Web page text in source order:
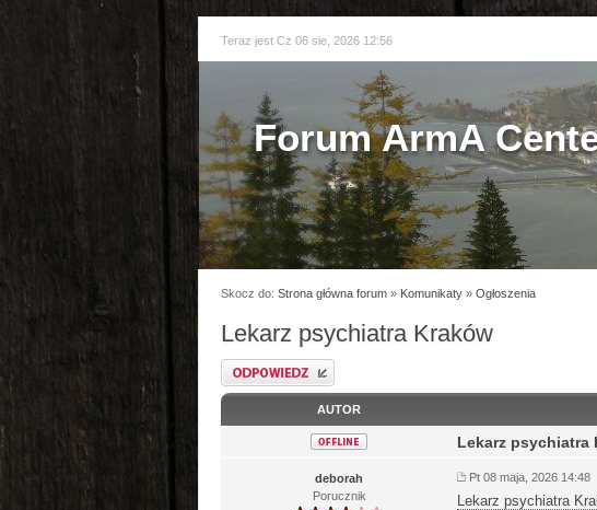
Teraz jest Cz 06 sie, 2026 12:56
Forum ArmA
Skocz do: Strona główna forum » Komunikaty » Ogłoszenia
Lekarz psychiatra Kraków
Odpowiedz
AUTOR
deborah
Porucznik
Lekarz psychiatra
Pt 08 maja, 2026 14:48
Lekarz psychiatra